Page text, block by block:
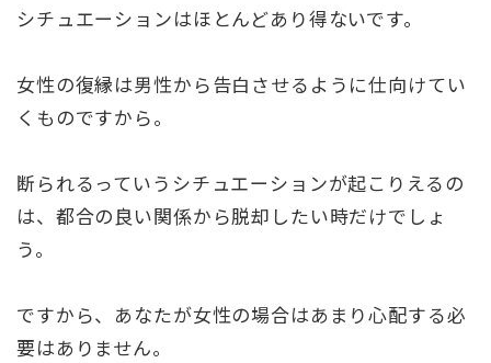
シチュエーションはほとんどあり得ないです。
女性の復縁は男性から告白させるように仕向けてい
くものですから。
断られるっていうシチュエーションが起こりえるの
は、都合の良い関係から脱却したい時だけでしょ
う。
ですから、あなたが女性の場合はあまり心配する必
要はありません。